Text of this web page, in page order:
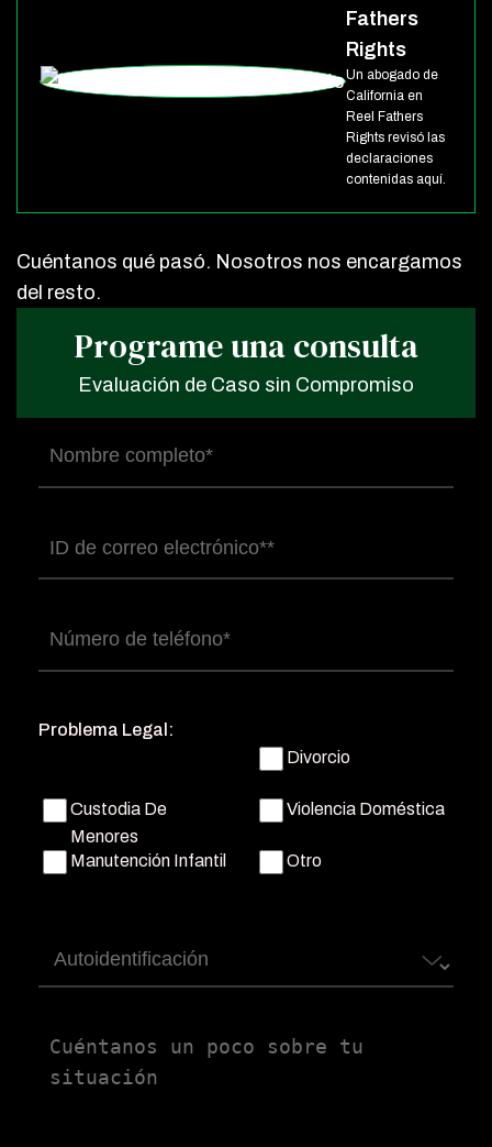
Fathers
Rights
Un abogado de
California en
Reel Fathers
Rights revisó las
declaraciones
contenidas aquí.
Cuéntanos qué pasó. Nosotros nos encargamos
del resto.
Programe una consulta
Evaluación de Caso sin Compromiso
Nombre
completo(Obligatorio)
Correo
electrónico(Obligatorio)
Número
de
Problema Legal:
Divorcio
Custodia De
Menores
Violencia Doméstica
Manutención Infantil Otro
Autoidentificación
Untitled